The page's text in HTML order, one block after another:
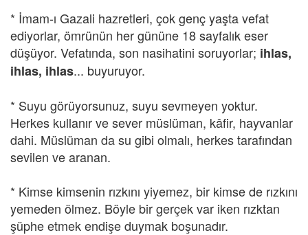
* İmam-ı Gazali hazretleri, çok genç yaşta vefat
ediyorlar, ömrünün her gününe 18 sayfalık eser
düşüyor. Vefatında, son nasihatini soruyorlar; ihlas,
ihlas, ihlas... buyuruyor.
* Suyu görüyorsunuz, suyu sevmeyen yoktur.
Herkes kullanır ve sever müslüman, kâfir, hayvanlar
dahi. Müslüman da su gibi olmalı, herkes tarafından
sevilen ve aranan.
* Kimse kimsenin rızkını yiyemez, bir kimse de rızkını
yemeden ölmez. Böyle bir gerçek var iken rızktan
şüphe etmek endişe duymak boşunadır.